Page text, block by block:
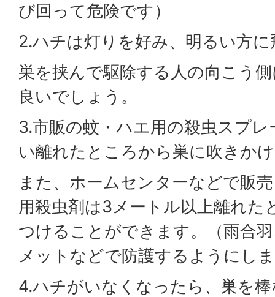
び回って危険です）
2.ハチは灯りを好み、明るい方
巣を挟んで駆除する人の向こう
良いでしょう。
3.市販の蚊・ハエ用の殺虫スプ
い離れたところから巣に吹きか
また、ホームセンターなどで販
用殺虫剤は3メートル以上離れた
つけることができます。（雨合
メットなどで防護するようにし
4.ハチがいなくなったら、巣を